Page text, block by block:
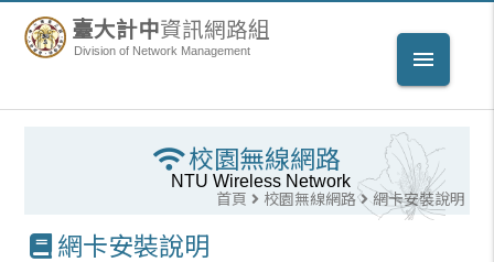
臺大計中資訊網路組
Division of Network Management menu
校園無線網路
NTU Wireless Network
首頁 校園無線網路 網卡安裝說明
網卡安裝說明